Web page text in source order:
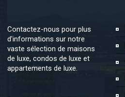
Contactez-nous pour plus
d'informations sur notre
vaste sélection de maisons
de luxe, condos de luxe et
appartements de luxe.